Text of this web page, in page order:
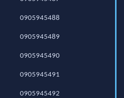
0905945488
0905945489
0905945490
0905945491
0905945492